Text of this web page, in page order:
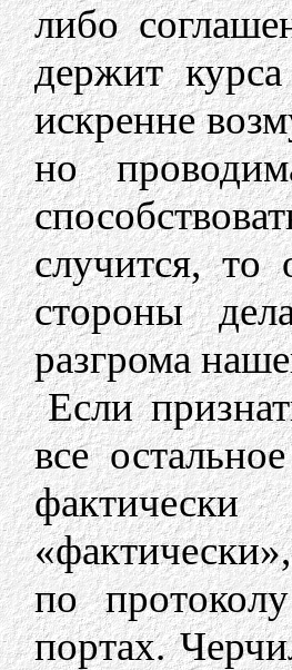
либо
держит
искренне
но
случится,
стороны
разгрома
Если
все
по
портах.